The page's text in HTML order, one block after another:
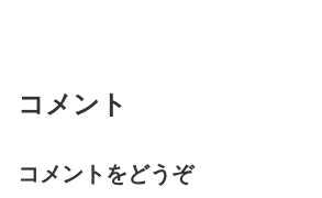
コメント
コメントをどうぞ